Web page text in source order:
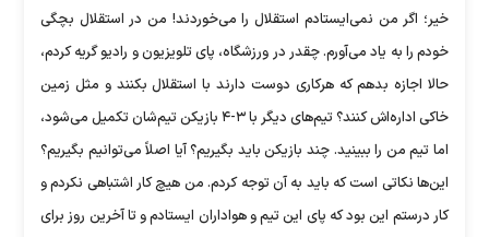
خیر؛ اگر من نمی‌ایستادم استقلال را می‌خوردند! من در استقلال بچگی
خودم را به یاد می‌آورم. چقدر در ورزشگاه، پای تلویزیون و رادیو گریه کردم،
حالا اجازه بدهم که هرکاری دوست دارند با استقلال بکنند و مثل زمین
خاکی اداره‌اش کنند؟ تیم‌های دیگر با ۳-۴ بازیکن تیم‌شان تکمیل می‌شود،
اما تیم من را ببینید. چند بازیکن باید بگیریم؟ آیا اصلاً می‌توانیم بگیریم؟
این‌ها نکاتی است که باید به آن توجه کردم. من هیچ کار اشتباهی نکردم و
کار درستم این بود که پای این تیم و هواداران ایستادم و تا آخرین روز برای